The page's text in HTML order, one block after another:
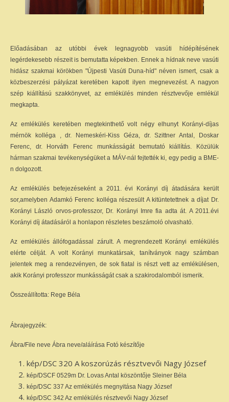
Előadásában az utóbbi évek legnagyobb vasúti hídépítésének
legérdekesebb részeit is bemutatta képekben. Ennek a hídnak neve vasúti
hidász szakmai körökben "Újpesti Vasúti Duna-híd" néven ismert, csak a
közbeszerzési pályázat keretében kapott ilyen megnevezést. A nagyon
szép kiállítású szakkönyvet, az emlékülés minden résztvevője emlékül
megkapta.
Az emlékülés keretében megtekinthető volt négy elhunyt Korányi-díjas
mérnök kolléga , dr. Nemeskéri-Kiss Géza, dr. Szittner Antal, Doskar
Ferenc, dr. Horváth Ferenc munkásságát bemutató kiállítás. Közülük
hárman szakmai tevékenységüket a MÁV-nál fejtették ki, egy pedig a BME-
n dolgozott.
Az emlékülés befejezéseként a 2011. évi Korányi díj átadására került
sor,amelyben Adamkó Ferenc kolléga részesült A kitüntetettnek a díjat Dr.
Korányi László orvos-professzor, Dr. Korányi Imre fia adta át. A 2011.évi
Korányi díj átadásáról a honlapon részletes beszámoló olvasható.
Az emlékülés állófogadással zárult. A megrendezett Korányi emlékülés
elérte célját. A volt Korányi munkatársak, tanítványok nagy számban
jelentek meg a rendezvényen, de sok fiatal is részt vett az emlékülésen,
akik Korányi professzor munkásságát csak a szakirodalomból ismerik.
Összeállította: Rege Béla
Ábrajegyzék:
Ábra/File neve Ábra neve/aláírása Fotó készítője
kép/DSC 320 A koszorúzás résztvevői Nagy József
kép/DSCF 0529m Dr. Lovas Antal köszöntője Sleiner Béla
kép/DSC 337 Az emlékülés megnyitása Nagy József
kép/DSC 342 Az emlékülés résztvevői Nagy József